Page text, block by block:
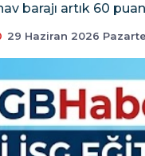
barajı artık 60
29 Haziran 2026